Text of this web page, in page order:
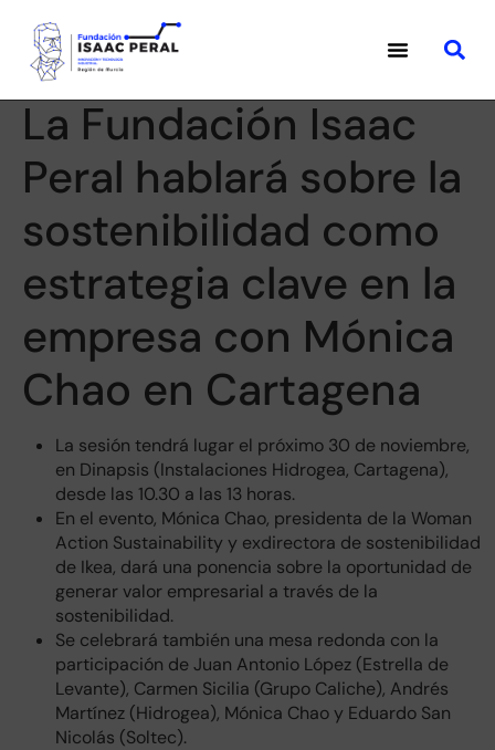
La Fundación Isaac
Peral hablará sobre la
sostenibilidad como
estrategia clave en la
empresa con Mónica
Chao en Cartagena
La sesión tendrá lugar el próximo 30 de noviembre,
en Dinapsis (Instalaciones Hidrogea, Cartagena),
desde las 10.30 a las 13 horas.
En el evento, Mónica Chao, presidenta de la Woman
Action Sustainability y exdirectora de sostenibilidad
de Ikea, dará una ponencia sobre la oportunidad de
generar valor empresarial a través de la
sostenibilidad.
Se celebrará también una mesa redonda con la
participación de Juan Antonio López (Estrella de
Levante), Carmen Sicilia (Grupo Caliche), Andrés
Martínez (Hidrogea), Mónica Chao y Eduardo San
Nicolás (Soltec).